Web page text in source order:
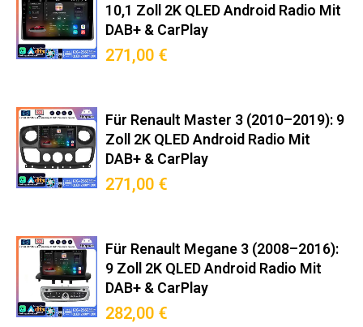
10,1 Zoll 2K QLED Android Radio Mit
DAB+ & CarPlay
271,00 €
Für Renault Master 3 (2010–2019): 9
Zoll 2K QLED Android Radio Mit
DAB+ & CarPlay
271,00 €
Für Renault Megane 3 (2008–2016):
9 Zoll 2K QLED Android Radio Mit
DAB+ & CarPlay
282,00 €